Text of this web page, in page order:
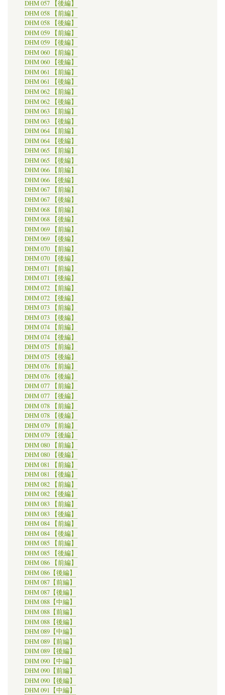
DHM 057 【後編】
DHM 058 【前編】
DHM 058 【後編】
DHM 059 【前編】
DHM 059 【後編】
DHM 060 【前編】
DHM 060 【後編】
DHM 061 【前編】
DHM 061 【後編】
DHM 062 【前編】
DHM 062 【後編】
DHM 063 【前編】
DHM 063 【後編】
DHM 064 【前編】
DHM 064 【後編】
DHM 065 【前編】
DHM 065 【後編】
DHM 066 【前編】
DHM 066 【後編】
DHM 067 【前編】
DHM 067 【後編】
DHM 068 【前編】
DHM 068 【後編】
DHM 069 【前編】
DHM 069 【後編】
DHM 070 【前編】
DHM 070 【後編】
DHM 071 【前編】
DHM 071 【後編】
DHM 072 【前編】
DHM 072 【後編】
DHM 073 【前編】
DHM 073 【後編】
DHM 074 【前編】
DHM 074 【後編】
DHM 075 【前編】
DHM 075 【後編】
DHM 076 【前編】
DHM 076 【後編】
DHM 077 【前編】
DHM 077 【後編】
DHM 078 【前編】
DHM 078 【後編】
DHM 079 【前編】
DHM 079 【後編】
DHM 080 【前編】
DHM 080 【後編】
DHM 081 【前編】
DHM 081 【後編】
DHM 082 【前編】
DHM 082 【後編】
DHM 083 【前編】
DHM 083 【後編】
DHM 084 【前編】
DHM 084 【後編】
DHM 085 【前編】
DHM 085 【後編】
DHM 086 【前編】
DHM 086【後編】
DHM 087【前編】
DHM 087【後編】
DHM 088【中編】
DHM 088【前編】
DHM 088【後編】
DHM 089【中編】
DHM 089【前編】
DHM 089【後編】
DHM 090【中編】
DHM 090【前編】
DHM 090【後編】
DHM 091【中編】